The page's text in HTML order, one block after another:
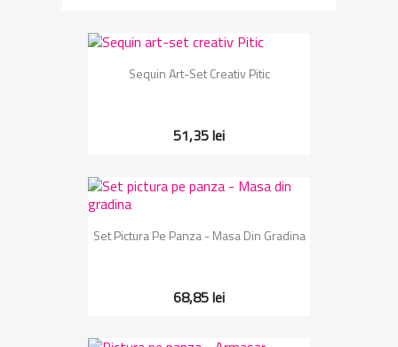
Sequin Art-Set Creativ Pitic
51,35 lei
Set Pictura Pe Panza - Masa Din Gradina
68,85 lei